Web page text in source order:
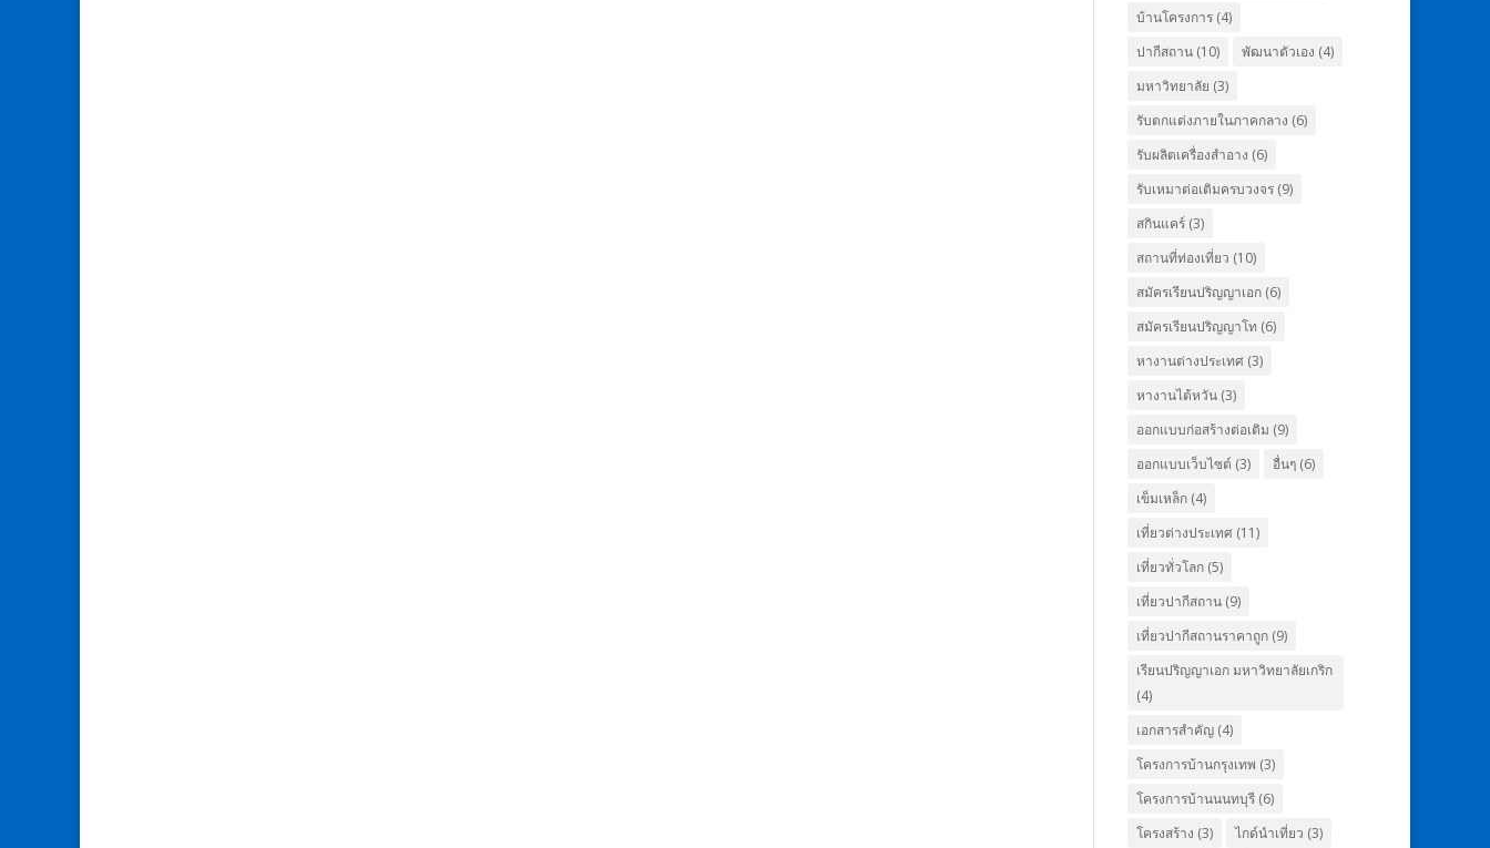
บ้านโครงการ(4)
ปากีสถาน(10) พัฒนาตัวเอง (4)
มหาวิทยาลัย (3)
รับตกแต่งภายในภาคกลาง (6)
รับผลิตเครื่องสำอาง (6)
รับเหมาต่อเติมครบวงจร(9)
สกินแคร์(3)
สถานที่ท่องเที่ยว (10)
สมัครเรียนปริญญาเอก(6)
สมัครเรียนปริญญาโท (6)
หางานต่างประเทศ(3)
หางานไต้หวัน(3)
ออกแบบก่อสร้างต่อเติม (9)
ออกแบบเว็บไซต์(3) อื่นๆ(6)
เข็มเหล็ก(4)
เที่ยวต่างประเทศ(11)
เที่ยวทั่วโลก(5)
เที่ยวปากีสถาน(9)
เที่ยวปากีสถานราคาถูก(9)
เรียนปริญญาเอก มหาวิทยาลัยเกริก
(4)
เอกสารสำคัญ(4)
โครงการบ้านกรุงเทพ (3)
โครงการบ้านนนทบุรี(6)
โครงสร้าง (3) ไกด์นำเที่ยว (3)